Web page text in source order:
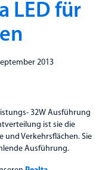
LED für
2013
32W Ausführung
ist sie die
und Verkehrsflächen. Sie
Ausführung.